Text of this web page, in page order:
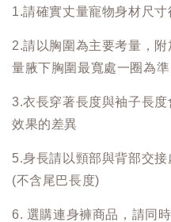
1.請確實丈量寵物身材尺
2.請以胸圍為主要考量，
量腋下胸圍最寬處一圈為準
3.衣長穿著長度與袖子長
效果的差異
5.身長請以頸部與背部交
(不含尾巴長度)
6. 選購連身褲商品，請同